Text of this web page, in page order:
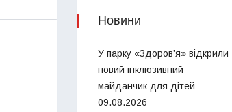
Новини
У парку «Здоров’я» відкрили
новий інклюзивний
майданчик для дітей
09.08.2026